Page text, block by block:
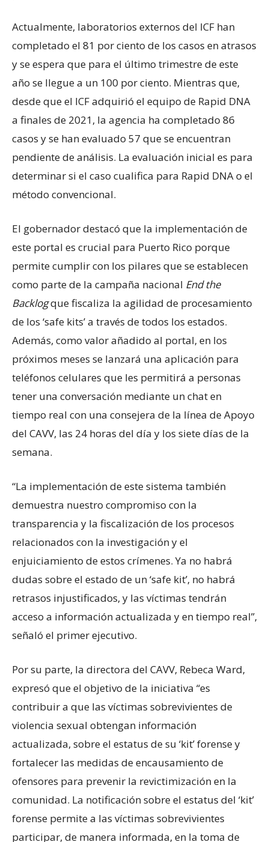
Actualmente, laboratorios externos del ICF han
completado el 81 por ciento de los casos en atrasos
y se espera que para el último trimestre de este
año se llegue a un 100 por ciento. Mientras que,
desde que el ICF adquirió el equipo de Rapid DNA
a finales de 2021, la agencia ha completado 86
casos y se han evaluado 57 que se encuentran
pendiente de análisis. La evaluación inicial es para
determinar si el caso cualifica para Rapid DNA o el
método convencional.
El gobernador destacó que la implementación de
este portal es crucial para Puerto Rico porque
permite cumplir con los pilares que se establecen
como parte de la campaña nacional End the
Backlogque fiscaliza la agilidad de procesamiento
de los ‘safe kits’ a través de todos los estados.
Además, como valor añadido al portal, en los
próximos meses se lanzará una aplicación para
teléfonos celulares que les permitirá a personas
tener una conversación mediante un chat en
tiempo real con una consejera de la línea de Apoyo
del CAVV, las 24 horas del día y los siete días de la
semana.
“La implementación de este sistema también
demuestra nuestro compromiso con la
transparencia y la fiscalización de los procesos
relacionados con la investigación y el
enjuiciamiento de estos crímenes. Ya no habrá
dudas sobre el estado de un ‘safe kit’, no habrá
retrasos injustificados, y las víctimas tendrán
acceso a información actualizada y en tiempo real”,
señaló el primer ejecutivo.
Por su parte, la directora del CAVV, Rebeca Ward,
expresó que el objetivo de la iniciativa “es
contribuir a que las víctimas sobrevivientes de
violencia sexual obtengan información
actualizada, sobre el estatus de su ‘kit’ forense y
fortalecer las medidas de encausamiento de
ofensores para prevenir la revictimización en la
comunidad. La notificación sobre el estatus del ‘kit’
forense permite a las víctimas sobrevivientes
participar, de manera informada, en la toma de